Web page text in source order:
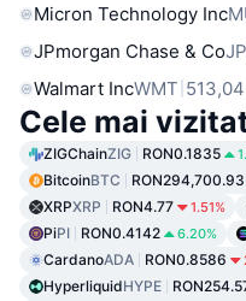
Micron Technology Inc
JPmorgan Chase & Co
Walmart IncWMT
Cele mai
ZIGChainZIG RON0.1835
BitcoinBTC RON294,700.93
XRPXRP RON4.77 1.51%
PiPI RON0.4142 6.20%
CardanoADA RON0.8586
HyperliquidHYPE